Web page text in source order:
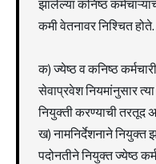
झालेल्या कनिष्ठ
कमी वेतनावर निश्चित होते.
क) ज्येष्ठ व कनिष्ठ
सेवाप्रवेश नियमांनुसार
नियुक्ती करण्याची तरतूद
ख) नामनिर्देशनाने नियुक्त
पदोनतीने नियुक्त ज्येष्ठ